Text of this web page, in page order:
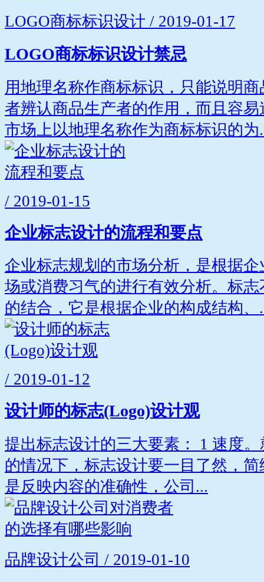
LOGO商标标识设计 / 2019-01-17
LOGO商标标识设计禁忌
用地理名称作商标标识，只能说明
者辨认商品生产者的作用，而且容
市场上以地理名称作为商标标识的为
/ 2019-01-15
企业标志设计的流程和要点
企业标志规划的市场分析，是根据
场或消费习气的进行有效分析。标
的结合，它是根据企业的构成结构、
/ 2019-01-12
设计师的标志(Logo)设计观
提出标志设计的三大要素： 1 速度
的情况下，标志设计要一目了然，
是反映内容的准确性，公司...
品牌设计公司 / 2019-01-10